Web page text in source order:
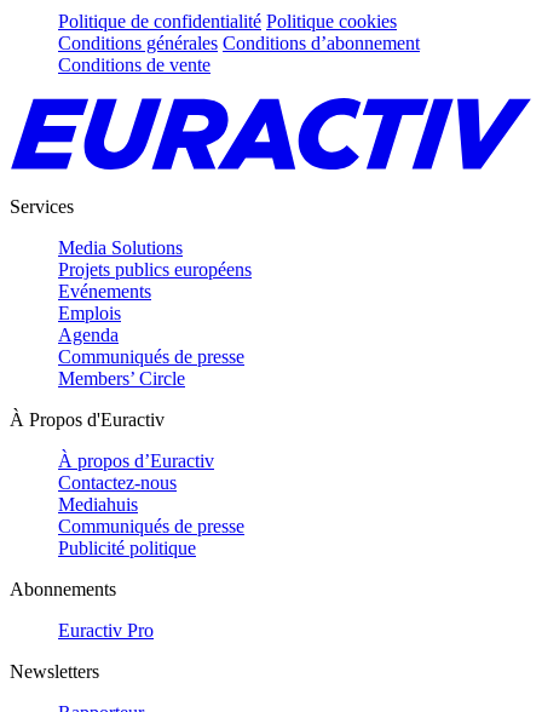
Politique de confidentialité Politique cookies
Conditions générales Conditions d’abonnement
Conditions de vente
Services
Media Solutions
Projets publics européens
Evénements
Emplois
Agenda
Communiqués de presse
Members’ Circle
À Propos d'Euractiv
À propos d’Euractiv
Contactez-nous
Mediahuis
Communiqués de presse
Publicité politique
Abonnements
Euractiv Pro
Newsletters